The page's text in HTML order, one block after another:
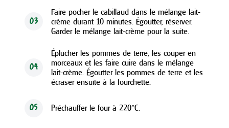
03
Faire pocher le cabillaud dans le mélange lait-
crème durant 10 minutes. Égoutter, réserver.
Garder le mélange lait-crème pour la suite.
04
Éplucher les pommes de terre, les couper en
morceaux et les faire cuire dans le mélange
lait-crème. Égoutter les pommes de terre et les
écraser ensuite à la fourchette.
05 Préchauffer le four à 220°C.